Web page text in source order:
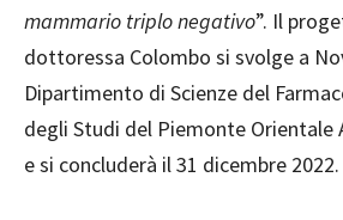
mammario triplo negativo”. Il
dottoressa Colombo si svolge a
Dipartimento di Scienze del
degli Studi del Piemonte Orientale
e si concluderà il 31 dicembre 2022.